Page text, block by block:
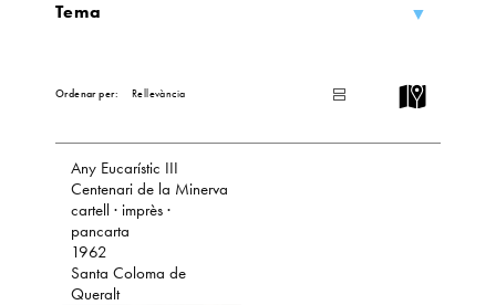
Tema
Ordenar per:
Any Eucarístic III
Centenari de la Minerva
cartell · imprès ·
pancarta
1962
Santa Coloma de
Queralt